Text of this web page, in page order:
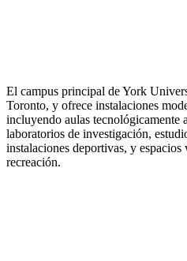
El campus principal de York
Toronto, y ofrece instalaciones
incluyendo aulas tecnológicamente
laboratorios de investigación,
instalaciones deportivas, y espacios
recreación.